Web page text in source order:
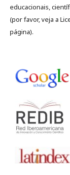
educacionais,
(por favor, veja a
página).